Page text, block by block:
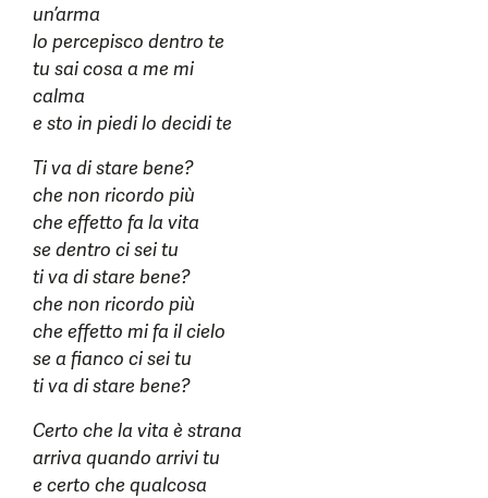
un’arma
lo percepisco dentro te
tu sai cosa a me mi
calma
e sto in piedi lo decidi te
Ti va di stare bene?
che non ricordo più
che effetto fa la vita
se dentro ci sei tu
ti va di stare bene?
che non ricordo più
che effetto mi fa il cielo
se a fianco ci sei tu
ti va di stare bene?
Certo che la vita è strana
arriva quando arrivi tu
e certo che qualcosa